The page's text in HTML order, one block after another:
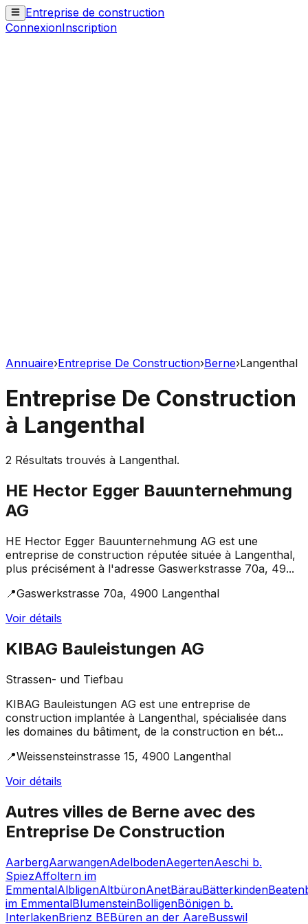
Entreprise de construction
ConnexionInscription
Annuaire›Entreprise De Construction›Berne›Langenthal
Entreprise De Construction
à Langenthal
2 Résultats trouvés à Langenthal.
HE Hector Egger Bauunternehmung
AG
HE Hector Egger Bauunternehmung AG est une
entreprise de construction réputée située à Langenthal,
plus précisément à l'adresse Gaswerkstrasse 70a, 49...
📍Gaswerkstrasse 70a, 4900 Langenthal
Voir détails
KIBAG Bauleistungen AG
Strassen- und Tiefbau
KIBAG Bauleistungen AG est une entreprise de
construction implantée à Langenthal, spécialisée dans
les domaines du bâtiment, de la construction en bét...
📍Weissensteinstrasse 15, 4900 Langenthal
Voir détails
Autres villes de Berne avec des
Entreprise De Construction
AarbergAarwangenAdelbodenAegertenAeschi b.
SpiezAffoltern im
EmmentalAlbligenAltbüronAnetBärauBätterkinden
im EmmentalBlumensteinBolligenBönigen b.
InterlakenBrienz BEBüren an der AareBusswil